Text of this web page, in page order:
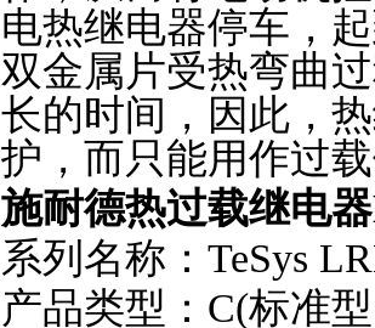
电热继电器停车，
双金属片受热弯曲
长的时间，因此，
护，而只能用作过
施耐德热过载继电
系列名称：TeSys
产品类型：C(标准